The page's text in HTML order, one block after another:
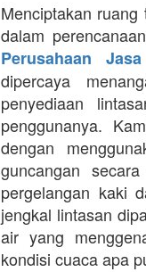
Menciptakan
dalam
Perusahaan
dipercaya
penyediaan
penggunanya.
dengan
guncangan
pergelangan kaki
jengkal lintasan
air yang
kondisi cuaca apa